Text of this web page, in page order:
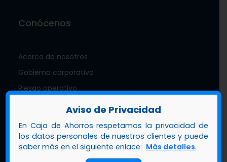
Conócenos
Acerca de nosotros
Gobierno corporativo
Riesgo operativo
Calificación de riesgo
Nuestra mascota zambo
Documentos de interés
Aviso de Privacidad
En Caja de Ahorros respetamos la privacidad de
los datos personales de nuestros clientes y puede
saber más en el siguiente enlace: Más detalles.